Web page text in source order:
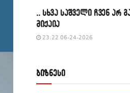
,, სხვა საშველი ჩვენ არ
მიქაია
23:22 06-24-2026
ბიზნესი